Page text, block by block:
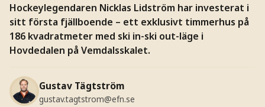
Hockeylegendaren Nicklas Lidström har investerat i
sitt första fjällboende – ett exklusivt timmerhus på
186 kvadratmeter med ski in-ski out-läge i
Hovdedalen på Vemdalsskalet.
Gustav Tägtström
gustav.tagtstrom@efn.se